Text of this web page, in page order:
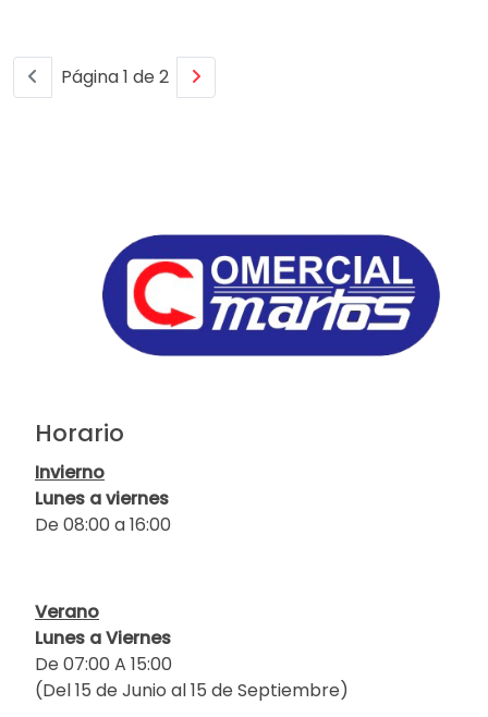
Página 1 de 2
Horario
Invierno
Lunes a viernes
De 08:00 a 16:00
Verano
Lunes a Viernes
De 07:00 A 15:00
(Del 15 de Junio al 15 de Septiembre)